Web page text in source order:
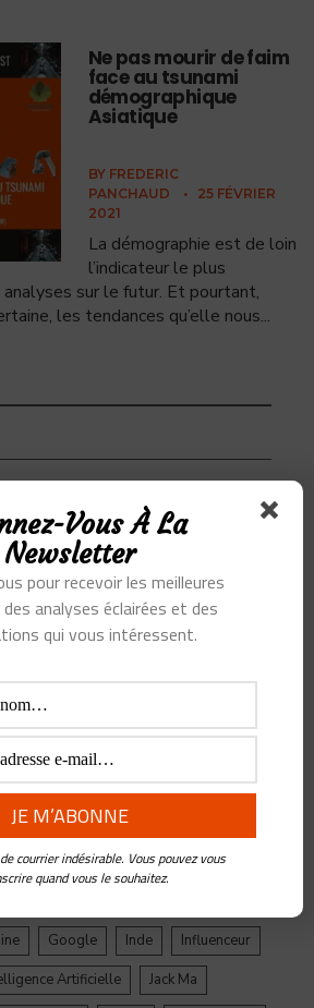
Ne pas mourir de faim
face au tsunami
démographique
Asiatique
BY FREDERIC
PANCHAUD
•
25 FÉVRIER
2021
La démographie est de loin
l’indicateur le plus
sur le futur. Et pourtant,
les tendances qu’elle nous...
Alipay ant
Ant Group
Banque BATX
Blockchain
credit crypto
Edtech
Education
Google Inde
Influenceur
Artificielle
Jack Ma
Vous À La
Newsletter
pour recevoir les meilleures
analyses éclairées et des
qui vous intéressent.
courrier indésirable. Vous pouvez vous
quand vous le souhaitez.